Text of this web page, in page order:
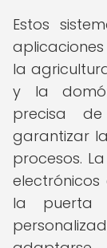
Estos
la
y la
precisa
garantizar
procesos.
la puerta